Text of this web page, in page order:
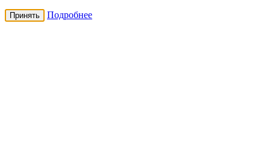
Принять Подробнее